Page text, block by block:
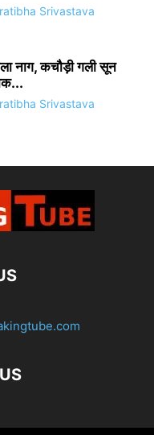
Srivastava
नाग, कचौड़ी गली सून
Srivastava